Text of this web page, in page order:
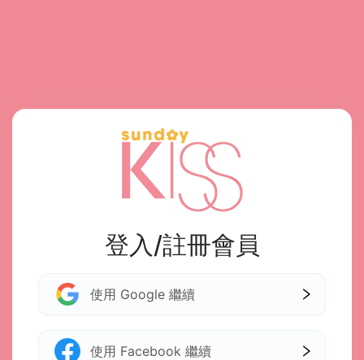
登入/註冊會員
使用 Google 繼續
使用 Facebook 繼續